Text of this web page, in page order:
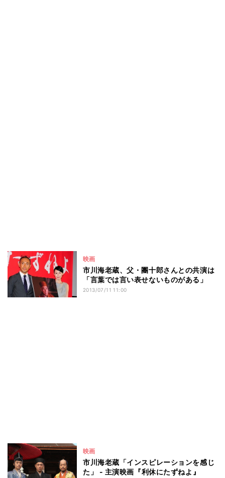
映画
市川海老蔵、父・團十郎さんとの共演は
「言葉では言い表せないものがある」
2013/07/11 11:00
映画
市川海老蔵「インスピレーションを感じ
た」 - 主演映画『利休にたずねよ』